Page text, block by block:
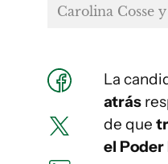
Carolina Cosse
La
atrás
de que
el